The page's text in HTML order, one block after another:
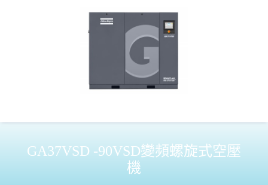
GA37VSD -90VSD變頻螺旋式空壓
機